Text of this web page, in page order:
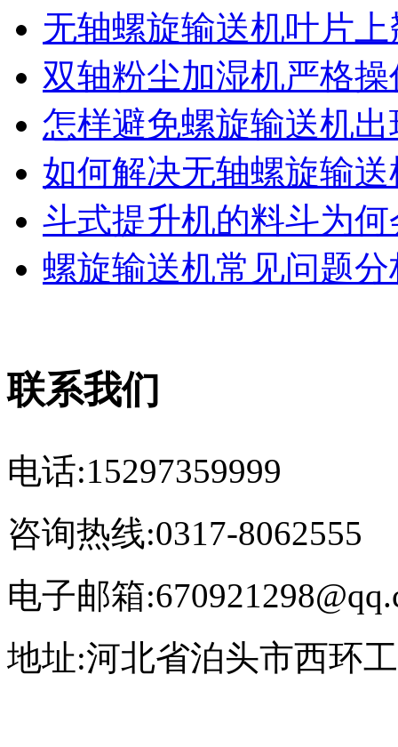
无轴螺旋输送机叶片
双轴粉尘加湿机严格操
怎样避免螺旋输送机
如何解决无轴螺旋输
斗式提升机的料斗为
螺旋输送机常见问题
联系我们
电话:15297359999
咨询热线:0317-8062555
电子邮箱
地址:河北省泊头市西环